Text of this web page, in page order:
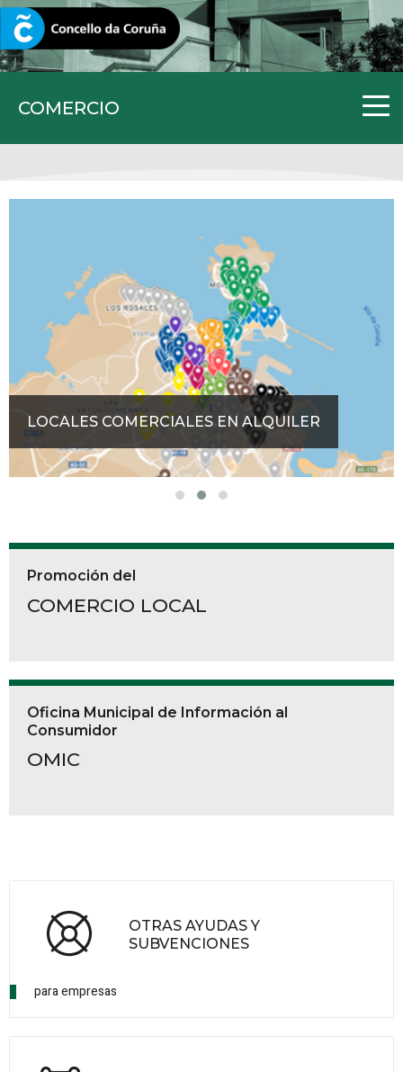
COMERCIO
CORUNA.GAL
LOCALES COMERCIALES EN ALQUILER
Promoción del
COMERCIO LOCAL
Oficina Municipal de Información al
Consumidor
OMIC
OTRAS AYUDAS Y
SUBVENCIONES
para empresas